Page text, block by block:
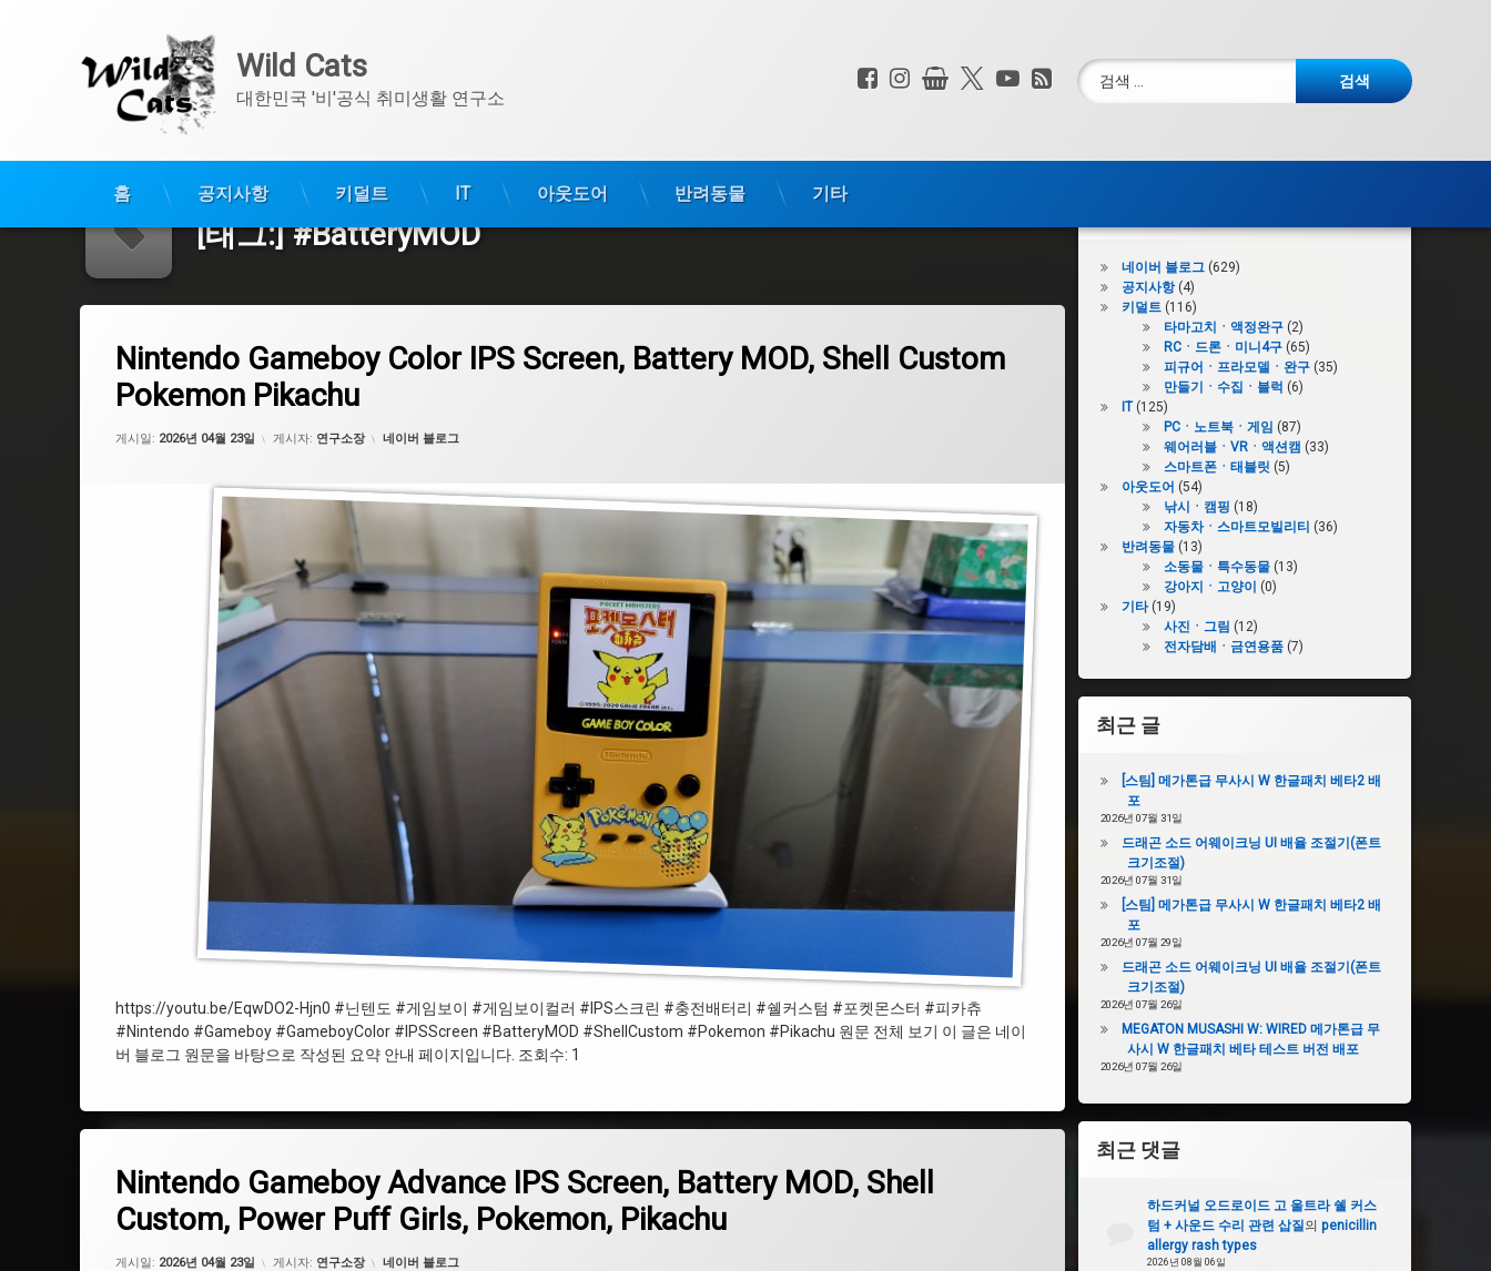
콘
Wild Cats
대한민국 '비'공식 취미생활 연구소 전화 :
페이스북
인스타그램
상점 X.com
YouTube
RSS검색:
홈 공지사항 키덜트 IT 아웃도어 반려동물 기타
[태그:]#BatteryMOD
Nintendo Gameboy Color IPS Screen, Battery MOD, Shell Custom
Pokemon Pikachu
게시일: 2026년 04월 23일 게시자: 연구소장 카테고리:
네이버 블로그
https://youtu.be/EqwDO2-Hjn0 #닌텐도 #게임보이 #게임보이컬러 #IPS스크린 #충전배터리 #쉘커스텀 #포켓몬스터 #피카츄
#Nintendo #Gameboy #GameboyColor #IPSScreen #BatteryMOD #ShellCustom #Pokemon #Pikachu 원문 전체 보기 이 글은 네이
버 블로그 원문을 바탕으로 작성된 요약 안내 페이지입니다. 조회수: 1
#피카츄
#ShellCustom
Nintendo Gameboy Advance IPS Screen, Battery MOD, Shell
Custom, Power Puff Girls, Pokemon, Pikachu
게시일: 2026년 04월 23일 게시자: 연구소장 카테고리:
네이버 블로그
#게임보이
네이버 블로그(629)
공지사항(4)
키덜트(116)
타마고치ㆍ액정완구(2)
RCㆍ드론ㆍ미니4구(65)
피규어ㆍ프라모델ㆍ완구(35)
만들기ㆍ수집ㆍ블럭 (6)
IT(125)
PCㆍ노트북ㆍ게임 (87)
웨어러블ㆍVRㆍ액션캠 (33)
스마트폰ㆍ태블릿 (5)
아웃도어 (54)
낚시ㆍ캠핑 (18)
자동차ㆍ스마트모빌리티 (36)
반려동물(13)
소동물ㆍ특수동물(13)
강아지ㆍ고양이
(0)
기타(19)
사진ㆍ그림 (12)
전자담배ㆍ금연용품(7)
최근 글
[스팀] 메가톤급 무사시 W 한글패치 베타2 배
포
2026년 07월 31일
드래곤 소드 어웨이크닝 UI 배율 조절기(폰트
크기조절)
2026년 07월 31일
[스팀] 메가톤급 무사시 W 한글패치 베타2 배
포
2026년 07월 29일
드래곤 소드 어웨이크닝 UI 배율 조절기(폰트
크기조절)
2026년 07월 26일
MEGATON MUSASHI W: WIRED 메가톤급 무
사시 W 한글패치 베타 테스트 버전 배포
2026년 07월 26일
최근 댓글
하드커널 오드로이드 고 울트라 쉘 커스
텀 + 사운드 수리 관련 삽질의 penicillin
allergy rash types
2026년 08월 06일